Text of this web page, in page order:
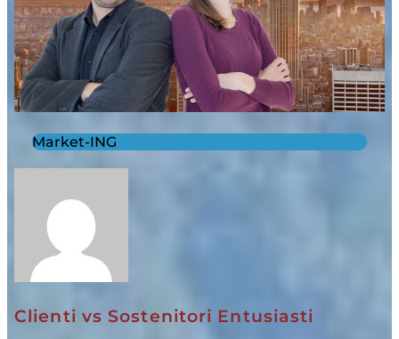
Market-ING
Clienti vs Sostenitori Entusiasti